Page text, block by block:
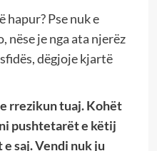
hapur? Pse nuk e
nëse je nga ata njerëz
dëgjoje kjartë
rrezikun tuaj. Kohët
pushtetarët e këtij
saj. Vendi nuk ju